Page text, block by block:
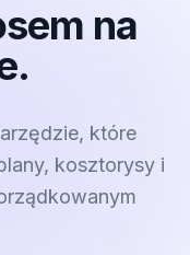
na
które
kosztorysy i